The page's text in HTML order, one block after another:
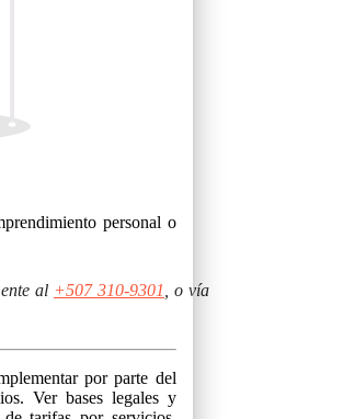
personal o
al +507 310-9301
, o vía
por parte del
Ver bases legales y